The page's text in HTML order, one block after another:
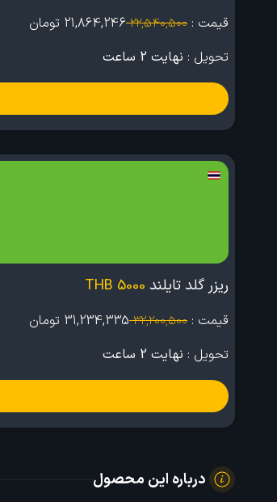
قیمت : 22,540,500
21,864,246 تومان
تحویل : نهایت 2 ساعت
ریزر گلد تایلند 5000 THB
قیمت : 32,200,500
31,234,335 تومان
تحویل : نهایت 2 ساعت
درباره این محصول